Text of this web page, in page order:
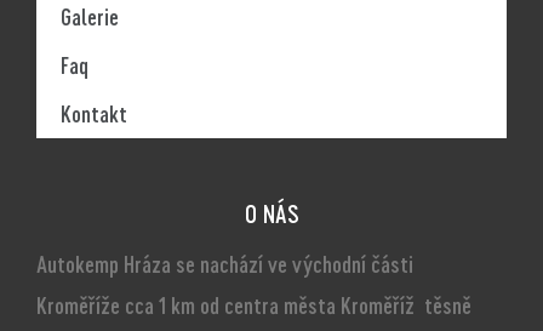
Galerie
Faq
Kontakt
O NÁS
Autokemp Hráza se nachází ve východní části
Kroměříže cca 1 km od centra města Kroměříž těsně